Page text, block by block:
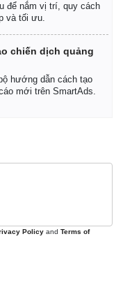
để nắm vị trí, quy cách
và tối ưu.
chiến dịch quảng
hướng dẫn cách tạo
mới trên SmartAds.
Policy and Terms of